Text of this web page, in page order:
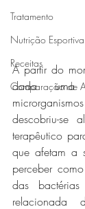
Tratamento
Nutrição Esportiva
Receitas
Comparação de
A partir do
dada uma
descobriu-se
terapêutico
que afetam a
perceber
das
relacionada